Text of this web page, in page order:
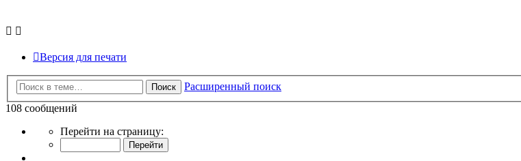
Версия для печати
Поиск
Расширенный поиск
108 сообщений
СтраницаПерейти на страницу: